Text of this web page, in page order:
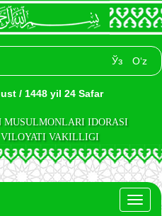
Ўз O‘z
/ 1448 yil 24 Safar
MUSULMONLARI IDORASI
VILOYATI VAKILLIGI